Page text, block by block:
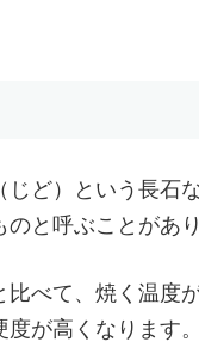
じど）という長石
と呼ぶことがあり
比べて、焼く温度
度が高くなります。